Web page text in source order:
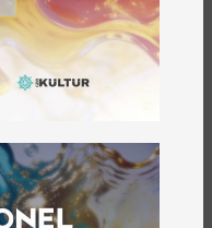
gerçekleştirdi.
öncülüğünde
olarak
“Kültürel Mirasın
Yönetimlerin